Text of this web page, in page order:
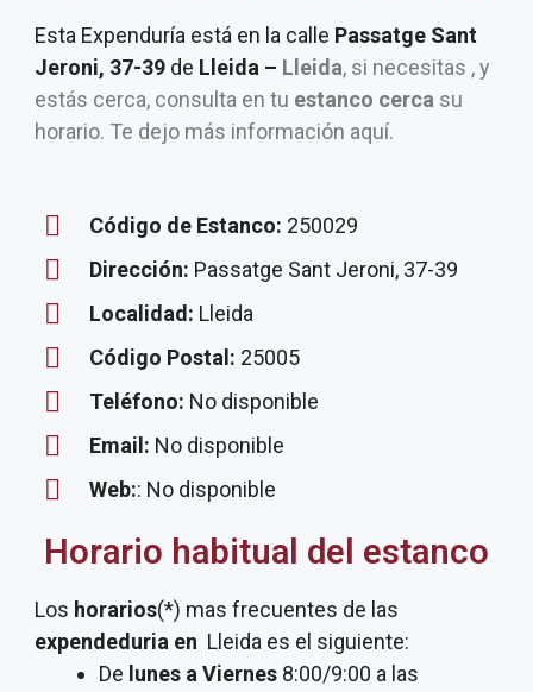
Esta Expenduría está en la calle Passatge Sant
Jeroni, 37-39 de Lleida – Lleida, si necesitas , y
estás cerca, consulta en tu estanco cerca su
horario. Te dejo más información aquí.
Código de Estanco: 250029
Dirección: Passatge Sant Jeroni, 37-39
Localidad: Lleida
Código Postal: 25005
Teléfono: No disponible
Email: No disponible
Web:: No disponible
Horario habitual del estanco
Los horarios(*) mas frecuentes de las
expendeduria en Lleida es el siguiente:
De lunes a Viernes 8:00/9:00 a las